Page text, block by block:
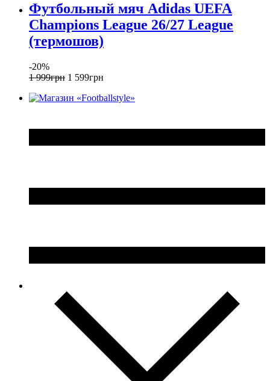
Футбольный мяч Adidas UEFA
Champions League 26/27 League
(термошов)
-20%
1 999грн 1 599грн